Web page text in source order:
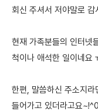
회신 주셔서 저야말로
현재 가족분들의 인터넷
척이나 애석한 일이네요
한편, 말씀하신 주소지
들어가고 있더라고요